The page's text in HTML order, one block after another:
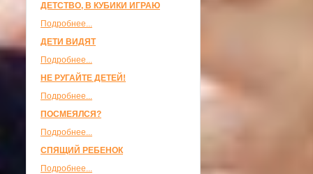
ДЕТСТВО, В КУБИКИ ИГРАЮ
Подробнее...
ДЕТИ ВИДЯТ
Подробнее...
НЕ РУГАЙТЕ ДЕТЕЙ!
Подробнее...
ПОСМЕЯЛСЯ?
Подробнее...
СПЯЩИЙ РЕБЕНОК
Подробнее...